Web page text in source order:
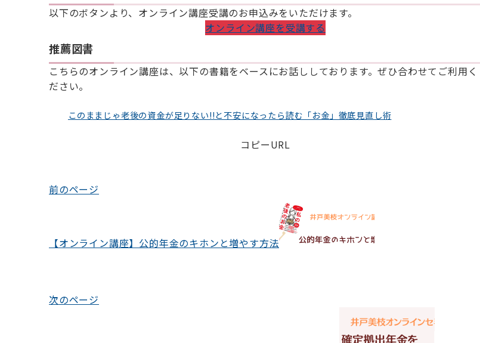
以下のボタンより、オンライン講座受講のお申込みをいただけます。
オンライン講座を受講する
推薦図書
こちらのオンライン講座は、以下の書籍をベースにお話ししております。ぜひ合わせてご利用く
ださい。
このままじゃ老後の資金が足りない!!と不安になったら読む「お金」徹底見直し術
コピーURL
投
ビ
ー
前のページ
【オンライン講座】公的年金のキホンと増やす方法
次のページ